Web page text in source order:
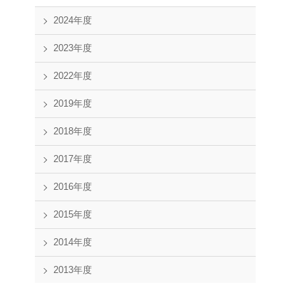
2024年度
2023年度
2022年度
2019年度
2018年度
2017年度
2016年度
2015年度
2014年度
2013年度